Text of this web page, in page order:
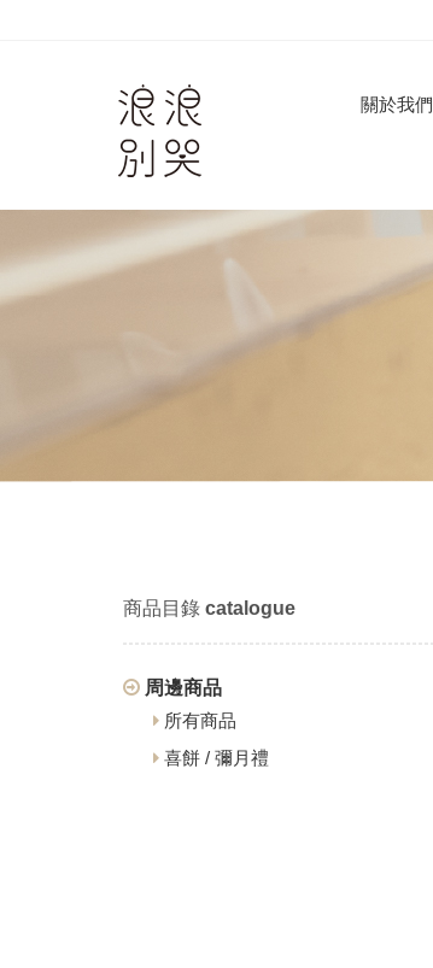
關於我們
商品目錄 catalogue
周邊商品
所有商品
喜餅 / 彌月禮